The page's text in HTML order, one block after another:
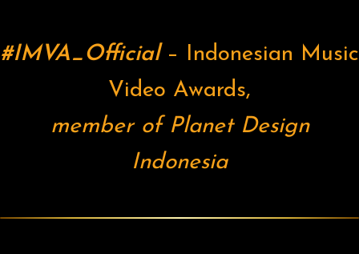
#IMVA_Official– Indonesian Music
Video Awards,
member of Planet Design
Indonesia